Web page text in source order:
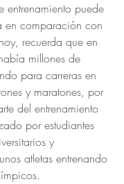
entrenamiento puede
en comparación con
recuerda que en
millones de
para carreras en
y maratones, por
del entrenamiento
por estudiantes
y
atletas entrenando